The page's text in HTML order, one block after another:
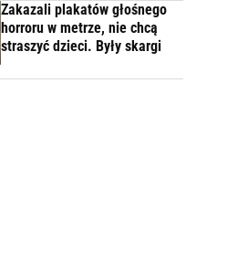
Zakazali plakatów głośnego
horroru w metrze, nie chcą
straszyć dzieci. Były skargi